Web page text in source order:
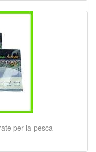
per la pesca